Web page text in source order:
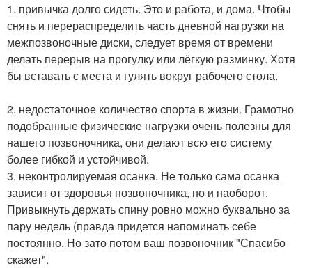
1. привычка долго сидеть. Это и работа, и дома. Чтобы
снять и перераспределить часть дневной нагрузки на
межпозвоночные диски, следует время от времени
делать перерыв на прогулку или лёгкую разминку. Хотя
бы вставать с места и гулять вокруг рабочего стола.
2. недостаточное количество спорта в жизни. Грамотно
подобранные физические нагрузки очень полезны для
нашего позвоночника, они делают всю его систему
более гибкой и устойчивой.
3. неконтролируемая осанка. Не только сама осанка
зависит от здоровья позвоночника, но и наоборот.
Привыкнуть держать спину ровно можно буквально за
пару недель (правда придется напоминать себе
постоянно. Но зато потом ваш позвоночник "Спасибо
скажет".